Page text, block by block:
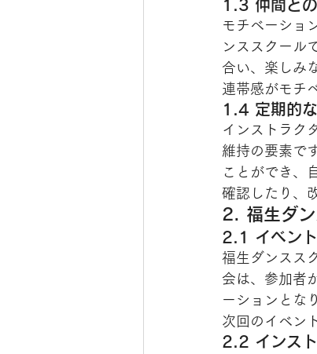
1.3 仲間と
モチベーショ
ンススクール
合い、楽しみ
連帯感がモチ
1.4 定期的
インストラク
維持の要素で
ことができ、
確認したり、
2. 福生ダ
2.1 イベン
福生ダンスス
会は、参加者
ーションとな
次回のイベン
2.2 インス